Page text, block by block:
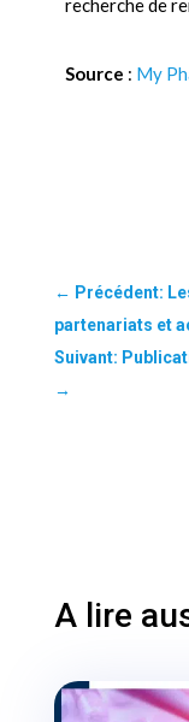
recherche de
Source : My
← Précédent:
partenariats et
Suivant:
→
A lire